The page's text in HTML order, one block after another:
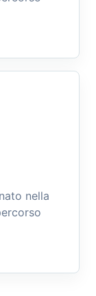
nella